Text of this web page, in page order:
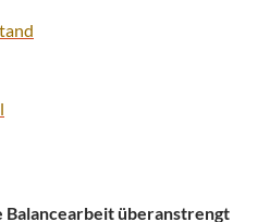
Balancearbeit überanstrengt